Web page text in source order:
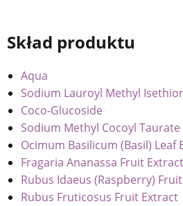
Skład produktu
Aqua
Sodium Lauroyl Methyl
Coco-Glucoside
Sodium Methyl Cocoyl Taurate
Ocimum Basilicum (Basil) Leaf
Fragaria Ananassa Fruit Extract
Rubus Idaeus (Raspberry)
Rubus Fruticosus Fruit Extract